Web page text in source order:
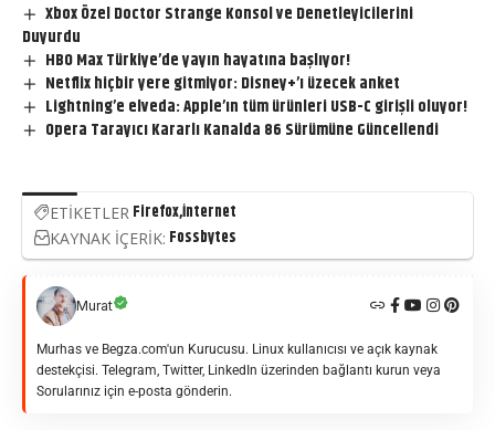
Xbox Özel Doctor Strange Konsol ve Denetleyicilerini
Duyurdu
HBO Max Türkiye’de yayın hayatına başlıyor!
Netflix hiçbir yere gitmiyor: Disney+’ı üzecek anket
Lightning’e elveda: Apple’ın tüm ürünleri USB-C girişli oluyor!
Opera Tarayıcı Kararlı Kanalda 86 Sürümüne Güncellendi
ETİKETLER Firefoxİnternet
KAYNAK İÇERİK: Fossbytes
Murat
Murhas ve Begza.com'un Kurucusu. Linux kullanıcısı ve açık kaynak
destekçisi. Telegram, Twitter, LinkedIn üzerinden bağlantı kurun veya
Sorularınız için e-posta gönderin.